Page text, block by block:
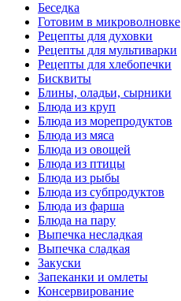
Беседка
Готовим в микроволновке
Рецепты для духовки
Рецепты для мультиварки
Рецепты для хлебопечки
Бисквиты
Блины, оладьи, сырники
Блюда из круп
Блюда из морепродуктов
Блюда из мяса
Блюда из овощей
Блюда из птицы
Блюда из рыбы
Блюда из субпродуктов
Блюда из фарша
Блюда на пару
Выпечка несладкая
Выпечка сладкая
Закуски
Запеканки и омлеты
Консервирование